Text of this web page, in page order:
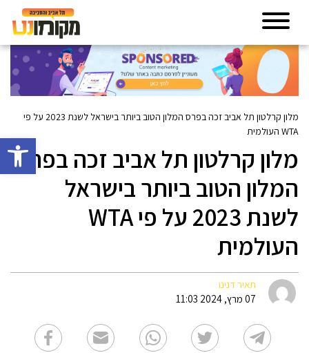
פתח
מלון קרלטון תל אביב זכה בפרס המלון הטוב ביותר בישראל לשנת 2023 על פי
WTA העולמית
מלון קרלטון תל אביב זכה בפרס
המלון הטוב ביותר בישראל
לשנת 2023 על פי WTA
העולמית
תאיר דנינו
07 מרץ, 2024 11:03